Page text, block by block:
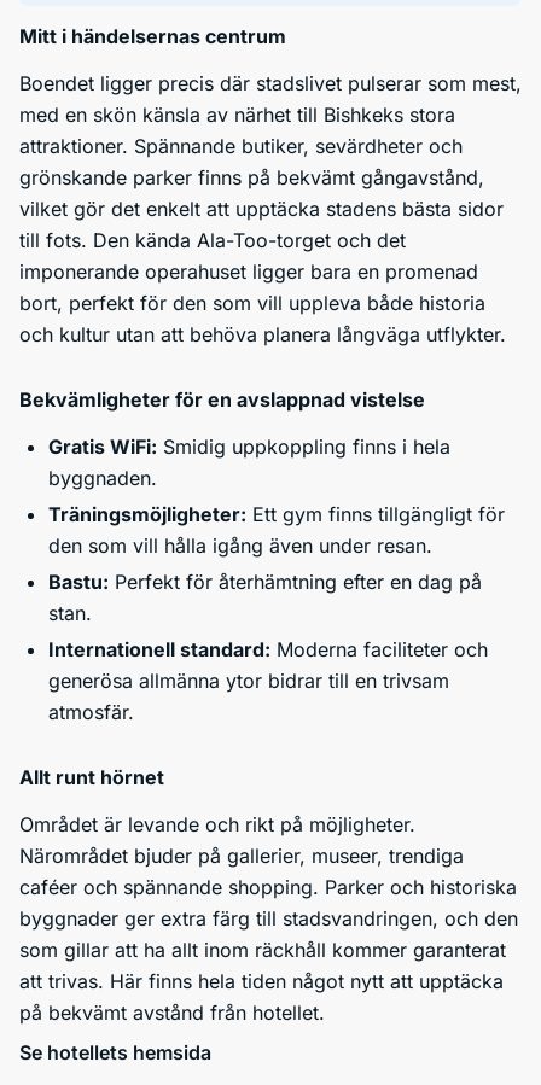
Mitt i händelsernas centrum
Boendet ligger precis där stadslivet pulserar som mest,
med en skön känsla av närhet till Bishkeks stora
attraktioner. Spännande butiker, sevärdheter och
grönskande parker finns på bekvämt gångavstånd,
vilket gör det enkelt att upptäcka stadens bästa sidor
till fots. Den kända Ala-Too-torget och det
imponerande operahuset ligger bara en promenad
bort, perfekt för den som vill uppleva både historia
och kultur utan att behöva planera långväga utflykter.
Bekvämligheter för en avslappnad vistelse
Gratis WiFi: Smidig uppkoppling finns i hela
byggnaden.
Träningsmöjligheter: Ett gym finns tillgängligt för
den som vill hålla igång även under resan.
Bastu: Perfekt för återhämtning efter en dag på
stan.
Internationell standard: Moderna faciliteter och
generösa allmänna ytor bidrar till en trivsam
atmosfär.
Allt runt hörnet
Området är levande och rikt på möjligheter.
Närområdet bjuder på gallerier, museer, trendiga
caféer och spännande shopping. Parker och historiska
byggnader ger extra färg till stadsvandringen, och den
som gillar att ha allt inom räckhåll kommer garanterat
att trivas. Här finns hela tiden något nytt att upptäcka
på bekvämt avstånd från hotellet.
Se hotellets hemsida